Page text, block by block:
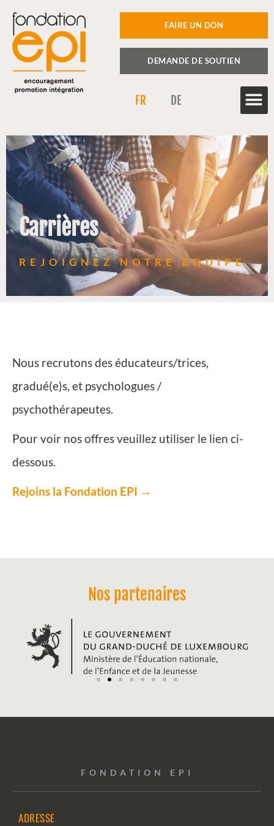
FAIRE UN DON
DEMANDE DE SOUTIEN
FR DE
Carrières
REJOIGNEZ NOTRE ÉQUIPE
Nous recrutons des éducateurs/trices,
gradué(e)s, et psychologues /
psychothérapeutes.
Pour voir nos offres veuillez utiliser le lien ci-
dessous.
Rejoins la Fondation EPI →
Nos partenaires
FONDATION EPI
ADRESSE